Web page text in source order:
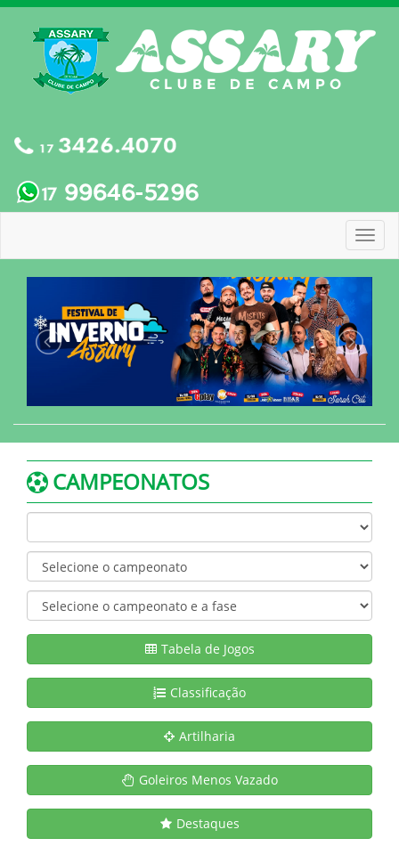
CAMPEONATOS
Tabela de Jogos
Classificação
Artilharia
Goleiros Menos Vazado
Destaques